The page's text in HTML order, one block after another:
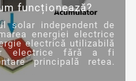
funcționează?
solar independent de
energiei electrice
electrică utilizabilă
electrice fără a fi
principală retea.